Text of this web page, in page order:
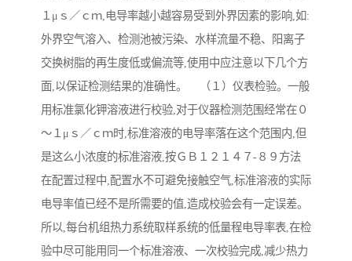
１μｓ／ｃｍ,电导率越小越容易受到外界因素的影响,如:
外界空气溶入、检测池被污染、水样流量不稳、阳离子
交换树脂的再生度低或偏流等,使用中应注意以下几个方
面,以保证检测结果的准确性。 （１）仪表检验。一般
用标准氯化钾溶液进行校验,对于仪器检测范围经常在０
～１μｓ／ｃｍ时,标准溶液的电导率落在这个范围内,但
是这么小浓度的标准溶液,按ＧＢ１２１４７-８９方法
在配置过程中,配置水不可避免接触空气,标准溶液的实际
电导率值已经不是所需要的值,造成校验会有一定误差。
所以,每台机组热力系统取样系统的低量程电导率表,在检
验中尽可能用同一个标准溶液、一次校验完成,减少热力